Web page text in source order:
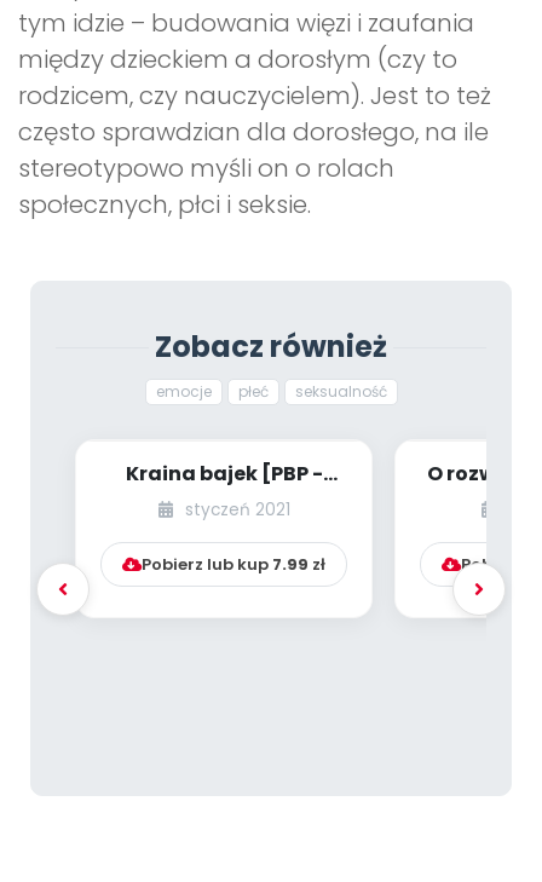
tym idzie – budowania więzi i zaufania
między dzieckiem a dorosłym (czy to
rodzicem, czy nauczycielem). Jest to też
często sprawdzian dla dorosłego, na ile
stereotypowo myśli on o rolach
społecznych, płci i seksie.
Zobacz również
emocje płeć seksualność
Kraina bajek [PBP -
dzieci starsze - numer
styczeń 2021
Pobierz lub kup 7.99 zł
O
do
Pobierz